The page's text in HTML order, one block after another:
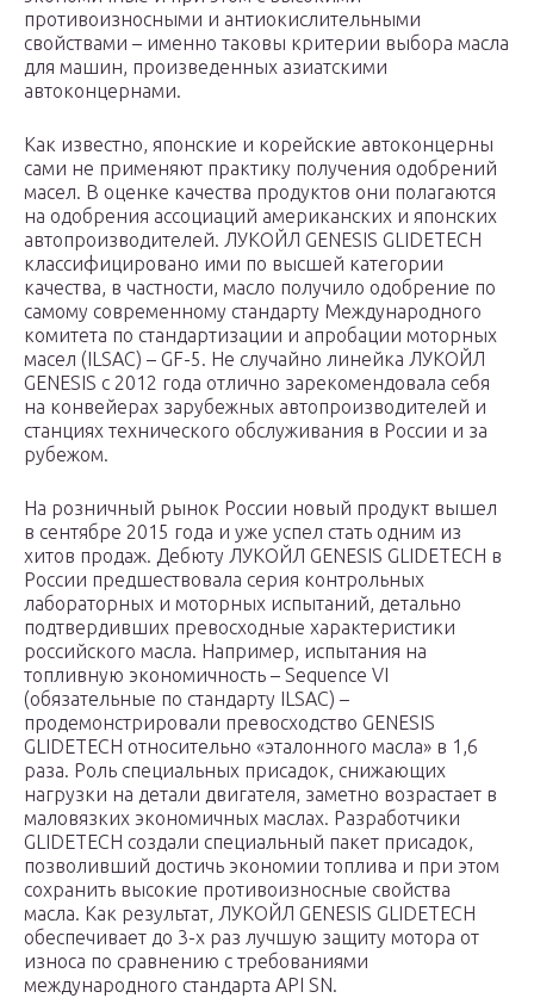
противоизносными и антиокислительными
свойствами – именно таковы критерии выбора масла
для машин, произведенных азиатскими
автоконцернами.
Как известно, японские и корейские автоконцерны
сами не применяют практику получения одобрений
масел. В оценке качества продуктов они полагаются
на одобрения ассоциаций американских и японских
автопроизводителей. ЛУКОЙЛ GENESIS GLIDETECH
классифицировано ими по высшей категории
качества, в частности, масло получило одобрение по
самому современному стандарту Международного
комитета по стандартизации и апробации моторных
масел (ILSAC) – GF-5. Не случайно линейка ЛУКОЙЛ
GENESIS с 2012 года отлично зарекомендовала себя
на конвейерах зарубежных автопроизводителей и
станциях технического обслуживания в России и за
рубежом.
На розничный рынок России новый продукт вышел
в сентябре 2015 года и уже успел стать одним из
хитов продаж. Дебюту ЛУКОЙЛ GENESIS GLIDETECH в
России предшествовала серия контрольных
лабораторных и моторных испытаний, детально
подтвердивших превосходные характеристики
российского масла. Например, испытания на
топливную экономичность – Sequence VI
(обязательные по стандарту ILSAC) –
продемонстрировали превосходство GENESIS
GLIDETECH относительно «эталонного масла» в 1,6
раза. Роль специальных присадок, снижающих
нагрузки на детали двигателя, заметно возрастает в
маловязких экономичных маслах. Разработчики
GLIDETECH создали специальный пакет присадок,
позволивший достичь экономии топлива и при этом
сохранить высокие противоизносные свойства
масла. Как результат, ЛУКОЙЛ GENESIS GLIDETECH
обеспечивает до 3-х раз лучшую защиту мотора от
износа по сравнению с требованиями
международного стандарта API SN.